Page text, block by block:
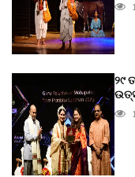
୨୯